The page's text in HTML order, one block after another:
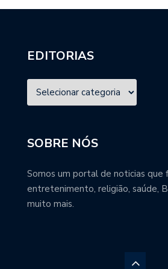
EDITORIAS
SOBRE NÓS
Somos um portal de noticias que
entretenimento, religião, saúde,
muito mais.